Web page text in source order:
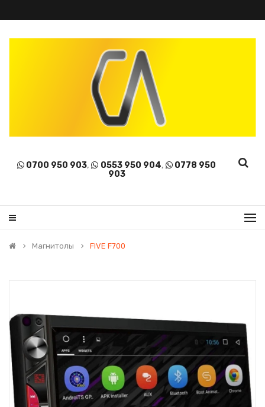
0700 950 903, 0553 950 904,
0778 950
903
Магнитолы FIVE F700